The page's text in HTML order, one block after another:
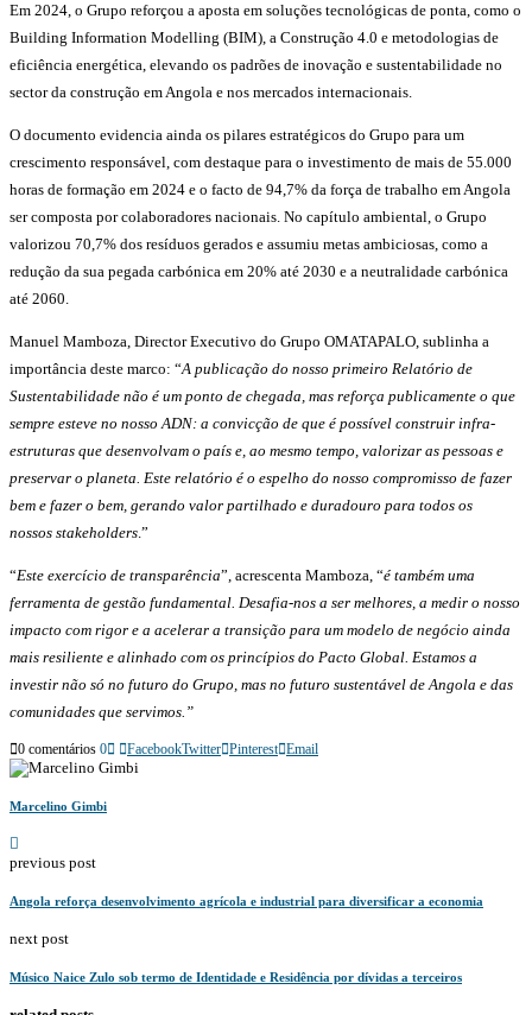
Em 2024, o Grupo reforçou a aposta em soluções tecnológicas de ponta, como o
Building Information Modelling (BIM), a Construção 4.0 e metodologias de
eficiência energética, elevando os padrões de inovação e sustentabilidade no
sector da construção em Angola e nos mercados internacionais.
O documento evidencia ainda os pilares estratégicos do Grupo para um
crescimento responsável, com destaque para o investimento de mais de 55.000
horas de formação em 2024 e o facto de 94,7% da força de trabalho em Angola
ser composta por colaboradores nacionais. No capítulo ambiental, o Grupo
valorizou 70,7% dos resíduos gerados e assumiu metas ambiciosas, como a
redução da sua pegada carbónica em 20% até 2030 e a neutralidade carbónica
até 2060.
Manuel Mamboza, Director Executivo do Grupo OMATAPALO, sublinha a
importância deste marco: “A publicação do nosso primeiro Relatório de
Sustentabilidade não é um ponto de chegada, mas reforça publicamente o que
sempre esteve no nosso ADN: a convicção de que é possível construir infra-
estruturas que desenvolvam o país e, ao mesmo tempo, valorizar as pessoas e
preservar o planeta. Este relatório é o espelho do nosso compromisso de fazer
bem e fazer o bem, gerando valor partilhado e duradouro para todos os
nossos stakeholders.”
“Este exercício de transparência”, acrescenta Mamboza, “é também uma
ferramenta de gestão fundamental. Desafia-nos a ser melhores, a medir o nosso
impacto com rigor e a acelerar a transição para um modelo de negócio ainda
mais resiliente e alinhado com os princípios do Pacto Global. Estamos a
investir não só no futuro do Grupo, mas no futuro sustentável de Angola e das
comunidades que servimos.”
0 comentários 0 FacebookTwitter Pinterest Email
Marcelino Gimbi
previous post
Angola reforça desenvolvimento agrícola e industrial para diversificar a economia
next post
Músico Naice Zulo sob termo de Identidade e Residência por dívidas a terceiros